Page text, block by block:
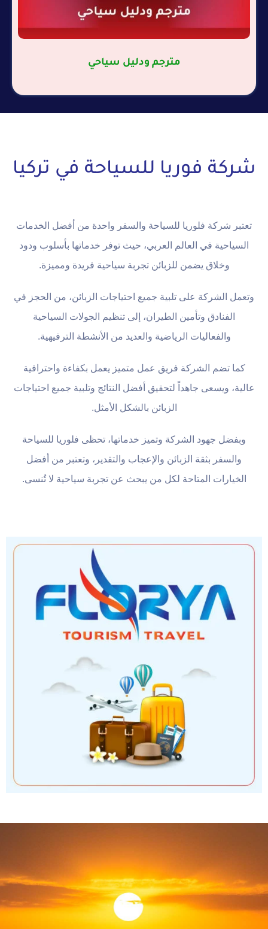
مترجم ودليل سياحي
شركة فوريا للسياحة في تركيا
تعتبر شركة فلوريا للسياحة والسفر واحدة من أفضل الخدمات
السياحية في العالم العربي، حيث توفر خدماتها بأسلوب ودود
وخلاق يضمن للزبائن تجربة سياحية فريدة ومميزة.
وتعمل الشركة على تلبية جميع احتياجات الزبائن، من الحجز في
الفنادق وتأمين الطيران، إلى تنظيم الجولات السياحية
والفعاليات الرياضية والعديد من الأنشطة الترفيهية.
كما تضم الشركة فريق عمل متميز يعمل بكفاءة واحترافية
عالية، ويسعى جاهداً لتحقيق أفضل النتائج وتلبية جميع احتياجات
الزبائن بالشكل الأمثل.
وبفضل جهود الشركة وتميز خدماتها، تحظى فلوريا للسياحة
والسفر بثقة الزبائن والإعجاب والتقدير، وتعتبر من أفضل
الخيارات المتاحة لكل من يبحث عن تجربة سياحية لا تُنسى.